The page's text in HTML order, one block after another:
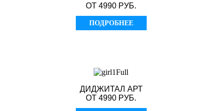
ОТ 4990 РУБ.
ПОДРОБНЕЕ
ДИДЖИТАЛ АРТ
ОТ 4990 РУБ.